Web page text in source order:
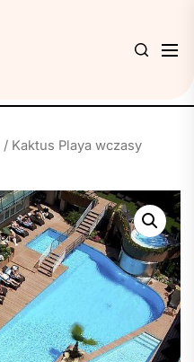
/ Kaktus Playa wczasy